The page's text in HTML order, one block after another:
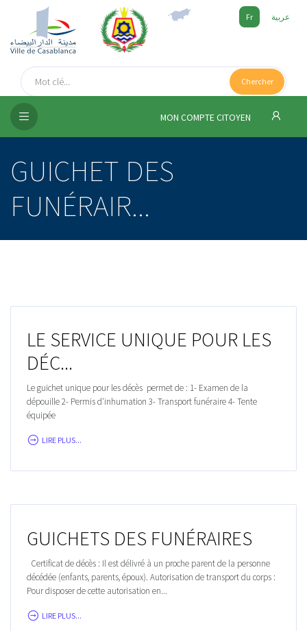
MÉDIA
Fr عربية
Chercher
MON COMPTE CITOYEN
GUICHET DES
FUNÉRAIR...
LE SERVICE UNIQUE POUR LES
DÉC...
Le guichet unique pour les décès permet de : 1- Examen de la
dépouille 2- Permis d'inhumation 3- Transport funéraire 4- Tente
équipée
LIRE PLUS...
GUICHETS DES FUNÉRAIRES
Certificat de décès : Il est délivré à un proche parent de la personne
décédée (enfants, parents, époux). Autorisation de transport du corps :
Pour disposer de cette autorisation en...
LIRE PLUS...